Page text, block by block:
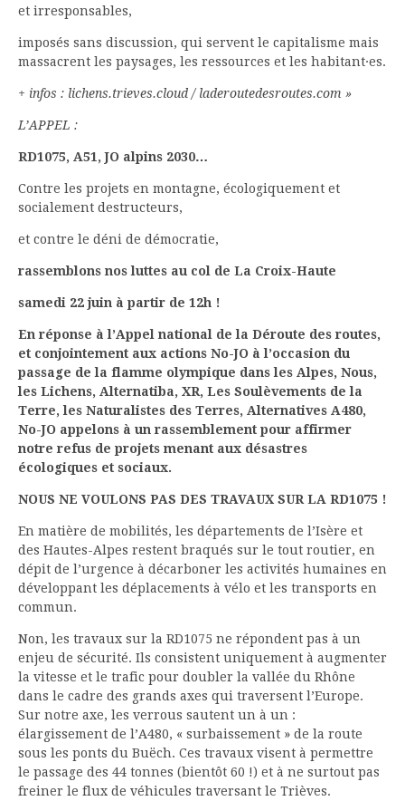
et irresponsables,
imposés sans discussion, qui servent le capitalisme mais
massacrent les paysages, les ressources et les habitant·es.
+ infos : lichens.trieves.cloud / laderoutedesroutes.com »
L’APPEL :
RD1075, A51, JO alpins 2030…
Contre les projets en montagne, écologiquement et
socialement destructeurs,
et contre le déni de démocratie,
rassemblons nos luttes au col de La Croix-Haute
samedi 22 juin à partir de 12h !
En réponse à l’Appel national de la Déroute des routes,
et conjointement aux actions No-JO à l’occasion du
passage de la flamme olympique dans les Alpes, Nous,
les Lichens, Alternatiba, XR, Les Soulèvements de la
Terre, les Naturalistes des Terres, Alternatives A480,
No-JO appelons à un rassemblement pour affirmer
notre refus de projets menant aux désastres
écologiques et sociaux.
NOUS NE VOULONS PAS DES TRAVAUX SUR LA RD1075 !
En matière de mobilités, les départements de l’Isère et
des Hautes-Alpes restent braqués sur le tout routier, en
dépit de l’urgence à décarboner les activités humaines en
développant les déplacements à vélo et les transports en
commun.
Non, les travaux sur la RD1075 ne répondent pas à un
enjeu de sécurité. Ils consistent uniquement à augmenter
la vitesse et le trafic pour doubler la vallée du Rhône
dans le cadre des grands axes qui traversent l’Europe.
Sur notre axe, les verrous sautent un à un :
élargissement de l’A480, « surbaissement » de la route
sous les ponts du Buëch. Ces travaux visent à permettre
le passage des 44 tonnes (bientôt 60 !) et à ne surtout pas
freiner le flux de véhicules traversant le Trièves.